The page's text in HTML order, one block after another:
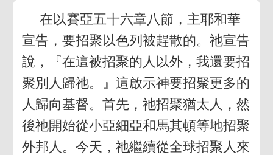
在以賽亞五十六章八節，主耶和華
宣告，要招聚以色列被趕散的。祂宣告
說，『在這被招聚的人以外，我還要招
聚別人歸祂。』這啟示神要招聚更多的
人歸向基督。首先，祂招聚猶太人，然
後祂開始從小亞細亞和馬其頓等地招聚
外邦人。今天，祂繼續從全球招聚人來